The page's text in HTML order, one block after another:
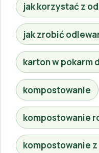
jak korzystać z
jak zrobić
karton w pokarm
kompostowanie
kompostowanie
kompostowanie